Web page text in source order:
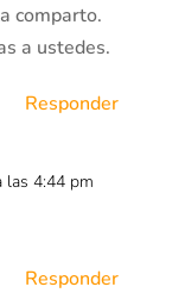
comparto.
a ustedes.
Responder
las 4:44 pm
Responder